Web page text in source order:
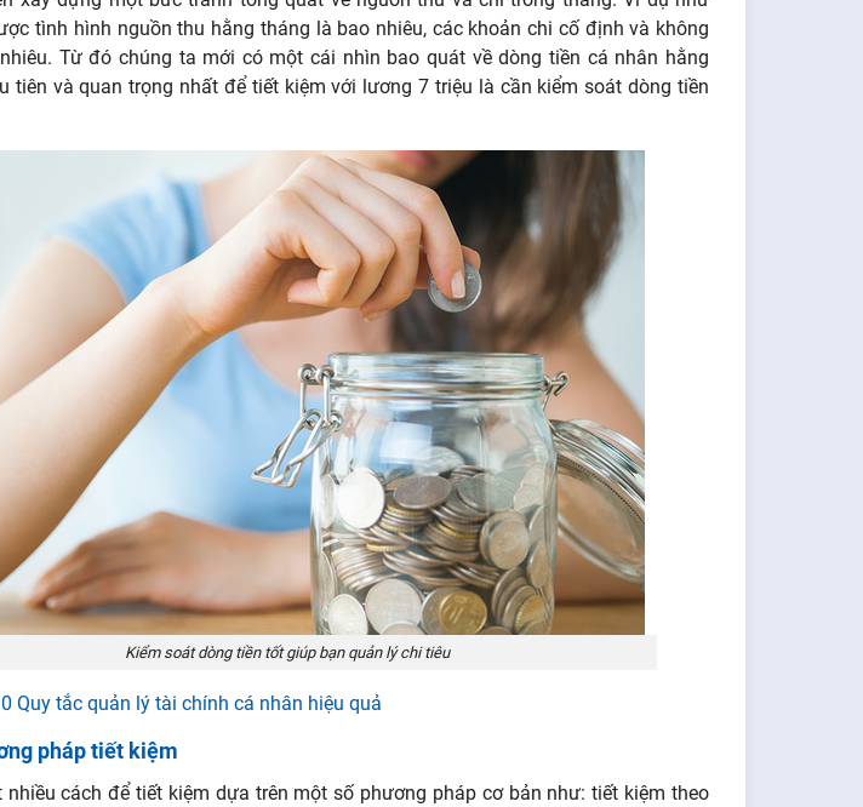
tình hình nguồn thu hằng tháng là bao nhiêu, các khoản chi cố định và không
Từ đó chúng ta mới có một cái nhìn bao quát về dòng tiền cá nhân hằng
tiên và quan trọng nhất để tiết kiệm với lương 7 triệu là cần kiểm soát dòng tiền
Kiểm soát dòng tiền tốt giúp bạn quản lý chi tiêu
Quy tắc quản lý tài chính cá nhân hiệu quả
pháp tiết kiệm
nhiều cách để tiết kiệm dựa trên một số phương pháp cơ bản như: tiết kiệm theo